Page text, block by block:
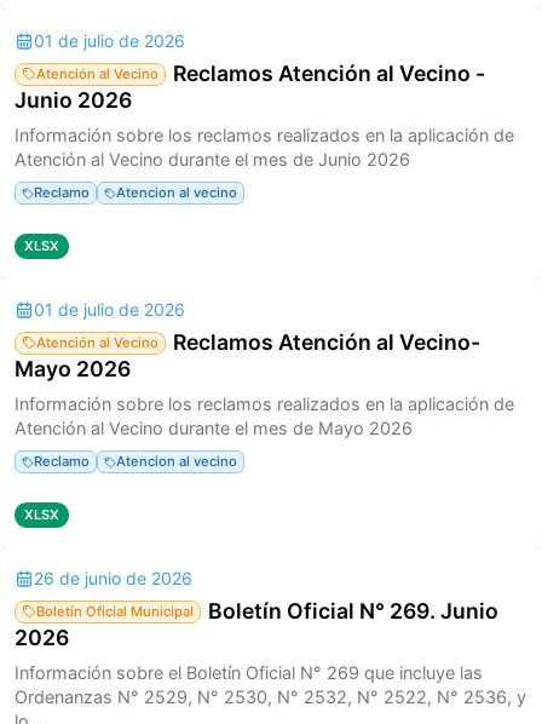
01 de julio de 2026
Atención al Vecino
Reclamos Atención al Vecino -
Junio 2026
Información sobre los reclamos realizados en la aplicación de
Atención al Vecino durante el mes de Junio 2026
Reclamo Atencion al vecino
XLSX
01 de julio de 2026
Atención al Vecino
Reclamos Atención al Vecino-
Mayo 2026
Información sobre los reclamos realizados en la aplicación de
Atención al Vecino durante el mes de Mayo 2026
Reclamo Atencion al vecino
XLSX
26 de junio de 2026
Boletín Oficial Municipal
Boletín Oficial N° 269. Junio
2026
Información sobre el Boletín Oficial N° 269 que incluye las
Ordenanzas N° 2529, N° 2530, N° 2532, N° 2522, N° 2536, y